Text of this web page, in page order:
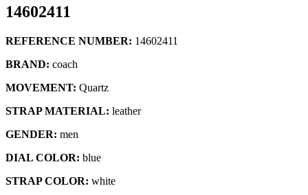
14602411
REFERENCE NUMBER: 14602411
BRAND: coach
MOVEMENT: Quartz
STRAP MATERIAL: leather
GENDER: men
DIAL COLOR: blue
STRAP COLOR: white